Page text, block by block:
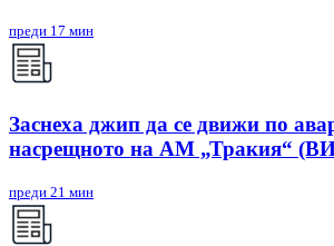
преди 17 мин
Заснеха джип да се движи по
насрещното на АМ „Тракия“
преди 21 мин